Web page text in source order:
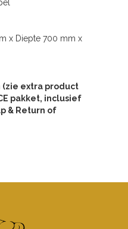
x Diepte 700 mm x
extra product
pakket, inclusief
& Return of